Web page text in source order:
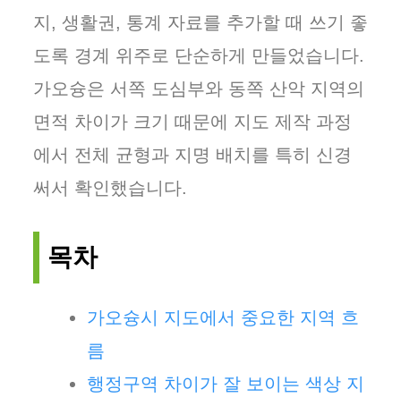
지, 생활권, 통계 자료를 추가할 때 쓰기 좋
도록 경계 위주로 단순하게 만들었습니다.
가오슝은 서쪽 도심부와 동쪽 산악 지역의
면적 차이가 크기 때문에 지도 제작 과정
에서 전체 균형과 지명 배치를 특히 신경
써서 확인했습니다.
목차
가오슝시 지도에서 중요한 지역 흐
름
행정구역 차이가 잘 보이는 색상 지